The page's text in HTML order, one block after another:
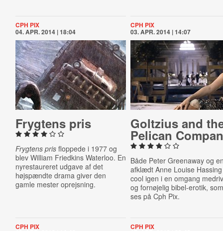
CPH PIX
04. APR. 2014 | 18:04
Frygtens pris
Frygtens prisfloppede i 1977 og
blev William Friedkins Waterloo. En
nyrestaureret udgave af det
højspændte drama giver den
gamle mester oprejsning.
CPH PIX
03. APR. 2014 | 14:07
Goltzius and
Pelican
Både Peter Greenaway og
afklædt Anne Louise
cool igen i en omgang
og fornøjelig bibel-erotik,
ses på Cph Pix.
CPH PIX CPH PIX